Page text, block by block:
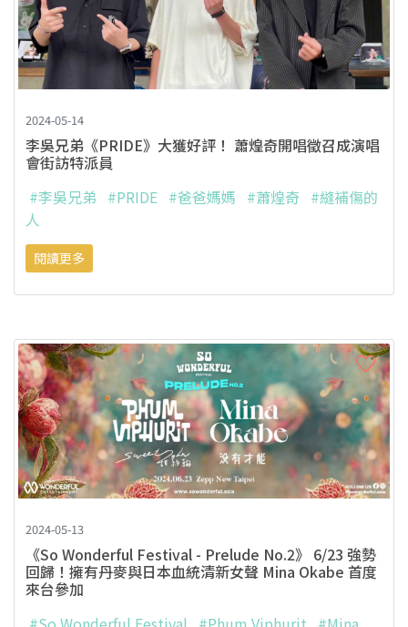
2024-05-14
李吳兄弟《PRIDE》大獲好評！ 蕭煌奇開唱徵召成演唱
會街訪特派員
#李吳兄弟 #PRIDE #爸爸媽媽 #蕭煌奇 #縫補傷的
人
閱讀更多
2024-05-13
《So Wonderful Festival - Prelude No.2》 6/23 強勢
回歸！擁有丹麥與日本血統清新女聲 Mina Okabe 首度
來台參加